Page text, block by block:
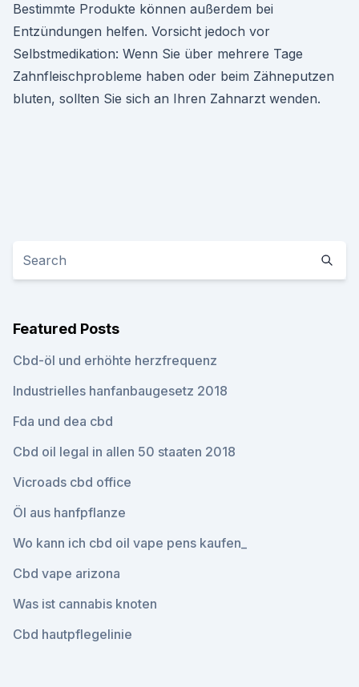
Bestimmte Produkte können außerdem bei
Entzündungen helfen. Vorsicht jedoch vor
Selbstmedikation: Wenn Sie über mehrere Tage
Zahnfleischprobleme haben oder beim Zähneputzen
bluten, sollten Sie sich an Ihren Zahnarzt wenden.
Featured Posts
Cbd-öl und erhöhte herzfrequenz
Industrielles hanfanbaugesetz 2018
Fda und dea cbd
Cbd oil legal in allen 50 staaten 2018
Vicroads cbd office
Öl aus hanfpflanze
Wo kann ich cbd oil vape pens kaufen_
Cbd vape arizona
Was ist cannabis knoten
Cbd hautpflegelinie